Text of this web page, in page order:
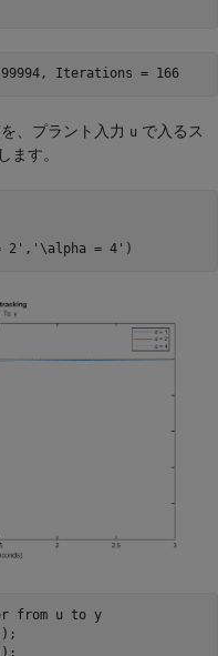
Final: Soft = 1.25, Hard = 0.99994, Iterations = 166
、プラント入力 u で入るス
ます。
2' , '\alpha = 4'
from u to y
);
);